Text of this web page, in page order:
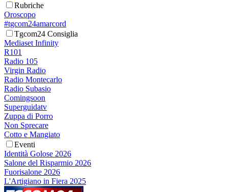
Rubriche
Oroscopo
#tgcom24amarcord
Tgcom24 Consiglia
Mediaset Infinity
R101
Radio 105
Virgin Radio
Radio Montecarlo
Radio Subasio
Comingsoon
Superguidatv
Zuppa di Porro
Non Sprecare
Cotto e Mangiato
Eventi
Identità Golose 2026
Salone del Risparmio 2026
Fuorisalone 2026
L'Artigiano in Fiera 2025